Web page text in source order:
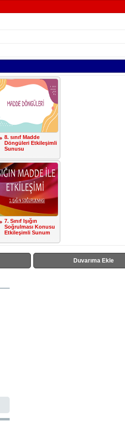
8. sınıf Madde
Döngüleri Etkileşimli
Sunusu
7. Sınıf Işığın
Soğrulması Konusu
Etkileşimli Sunum
Duvarıma Ekle